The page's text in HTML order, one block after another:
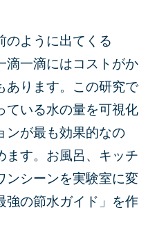
のように出てくる
滴一滴にはコストがか
あります。この研究で
ている水の量を可視化
ンが最も効果的なの
ます。お風呂、キッチ
ンシーンを実験室に変
強の節水ガイド」を作